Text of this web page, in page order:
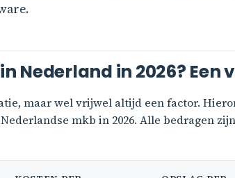
Nederland in 2026? Een
maar wel vrijwel altijd een factor.
mkb in 2026. Alle bedragen